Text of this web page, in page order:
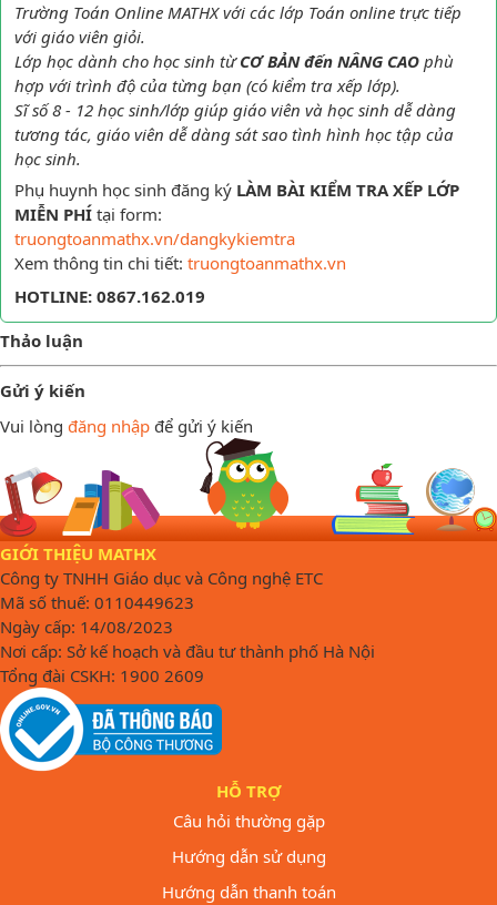
Trường Toán Online MATHX với các lớp Toán online trực tiếp
với giáo viên giỏi.
Lớp học dành cho học sinh từCƠ BẢN đến NÂNG CAO phù
hợp với trình độ của từng bạn (có kiểm tra xếp lớp).
Sĩ số 8 - 12 học sinh/lớp giúp giáo viên và học sinh dễ dàng
tương tác, giáo viên dễ dàng sát sao tình hình học tập của
học sinh.
Phụ huynh học sinh đăng ký LÀM BÀI KIỂM TRA XẾP LỚP
MIỄN PHÍ tại form:
truongtoanmathx.vn/dangkykiemtra
Xem thông tin chi tiết: truongtoanmathx.vn
HOTLINE: 0867.162.019
Thảo luận
Gửi ý kiến
Vui lòng đăng nhập để gửi ý kiến
GIỚI THIỆU MATHX
Công ty TNHH Giáo dục và Công nghệ ETC
Mã số thuế: 0110449623
Ngày cấp: 14/08/2023
Nơi cấp: Sở kế hoạch và đầu tư thành phố Hà Nội
Tổng đài CSKH: 1900 2609
HỖ TRỢ
Câu hỏi thường gặp
Hướng dẫn sử dụng
Hướng dẫn thanh toán